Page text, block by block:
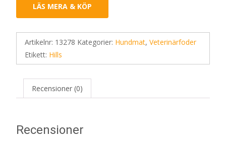
LÄS MERA & KÖP
Artikelnr: 13278 Kategorier: Hundmat, Veterinärfoder
Etikett: Hills
Recensioner (0)
Recensioner